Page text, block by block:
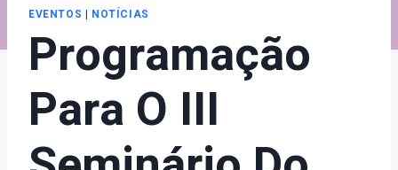
EVENTOS | NOTÍCIAS
Programação
Para O III